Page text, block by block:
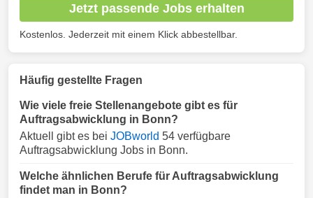
Jetzt passende Jobs erhalten
Kostenlos. Jederzeit mit einem Klick abbestellbar.
Häufig gestellte Fragen
Wie viele freie Stellenangebote gibt es für
Auftragsabwicklung in Bonn?
Aktuell gibt es bei JOBworld 54 verfügbare
Auftragsabwicklung Jobs in Bonn.
Welche ähnlichen Berufe für Auftragsabwicklung
findet man in Bonn?